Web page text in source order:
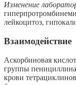
Изменение
лейкоцитоз,
Взаимодействие
Аскорбиновая
группы
крови